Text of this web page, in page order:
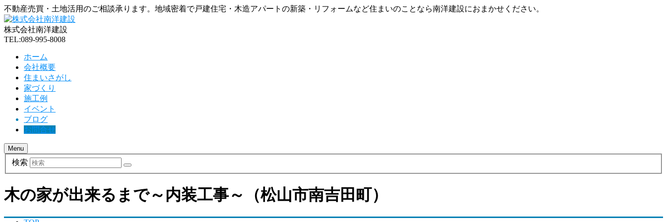
不動産売買・土地活用のご相談承ります。地域密着で戸建住宅・木造アパートの新築・リフォームなど住まいのことなら南洋建設におまかせください。
株式会社南洋建設
TEL:089-995-8008
ホーム
会社概要
住まいさがし
家づくり
施工例
イベント
ブログ
お問合せ
Menu
検索
木の家が出来るまで～内装工事～（松山市南吉田町）